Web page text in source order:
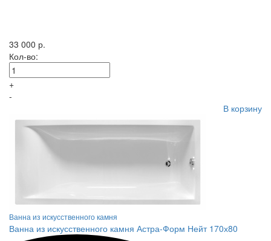
33 000 р.
Кол-во:
+
-
В корзину
Ванна из искусственного камня
Ванна из искусственного камня Астра-Форм Нейт 170х80